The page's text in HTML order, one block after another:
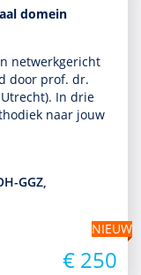
domein
netwerkgericht
door prof. dr.
In drie
naar jouw
GGZ,
NIEUW
€ 250